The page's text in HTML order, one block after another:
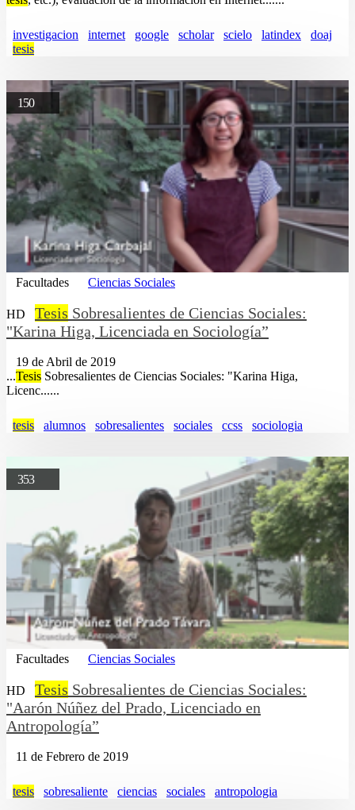
investigacion internet google scholar scielo latindex
doaj
tesis
150
Facultades Ciencias Sociales
HD Tesis Sobresalientes de Ciencias Sociales:
"Karina Higa, Licenciada en Sociología”
19 de Abril de 2019
...Tesis Sobresalientes de Ciencias Sociales: "Karina Higa,
Licenc......
tesis alumnos sobresalientes sociales ccss sociologia
353
Facultades Ciencias Sociales
HD Tesis Sobresalientes de Ciencias Sociales:
"Aarón Núñez del Prado, Licenciado en
Antropología”
11 de Febrero de 2019
tesis sobresaliente ciencias sociales antropologia